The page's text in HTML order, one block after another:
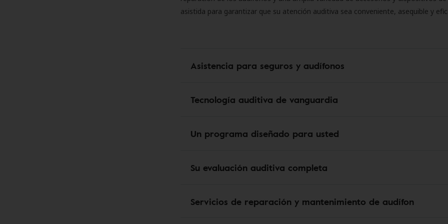
asistida para garantizar que su atención auditiva sea conveniente, asequible y
Asistencia para seguros y audífonos
Tecnología auditiva de vanguardia
Un programa diseñado para usted
Su evaluación auditiva completa
Servicios de reparación y mantenimiento de audífon